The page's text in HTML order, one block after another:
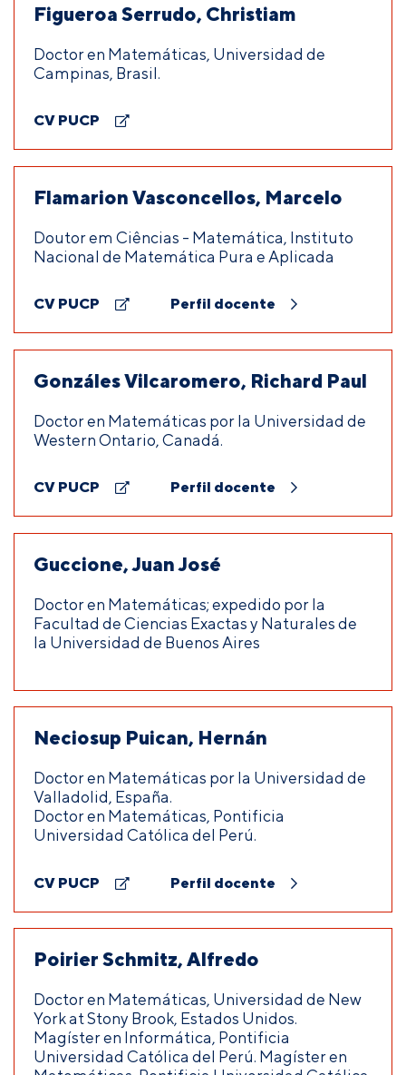
Figueroa Serrudo, Christiam
Doctor en Matemáticas, Universidad de
Campinas, Brasil.
CV PUCP
Flamarion Vasconcellos, Marcelo
Doutor em Ciências - Matemática, Instituto
Nacional de Matemática Pura e Aplicada
CV PUCP Perfil docente
Gonzáles Vilcaromero, Richard Paul
Doctor en Matemáticas por la Universidad de
Western Ontario, Canadá.
CV PUCP Perfil docente
Guccione, Juan José
Doctor en Matemáticas; expedido por la
Facultad de Ciencias Exactas y Naturales de
la Universidad de Buenos Aires
Neciosup Puican, Hernán
Doctor en Matemáticas por la Universidad de
Valladolid, España.
Doctor en Matemáticas, Pontificia
Universidad Católica del Perú.
CV PUCP Perfil docente
Poirier Schmitz, Alfredo
Doctor en Matemáticas, Universidad de New
York at Stony Brook, Estados Unidos.
Magíster en Informática, Pontificia
Universidad Católica del Perú. Magíster en